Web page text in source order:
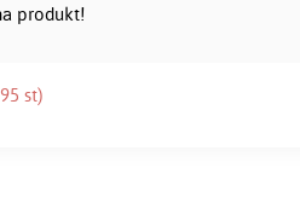
produkt!
st)